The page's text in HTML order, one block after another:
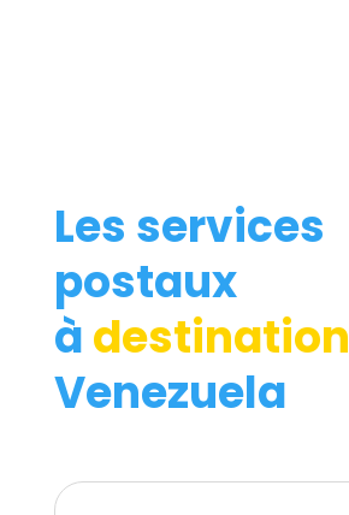
Les services
postaux
àdestination
Venezuela